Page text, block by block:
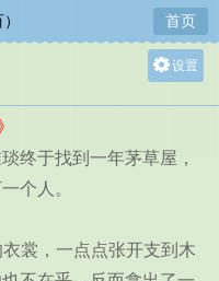
首页
设置
中
于找到一年茅草屋，
个人。
裳，一点点张开支到木